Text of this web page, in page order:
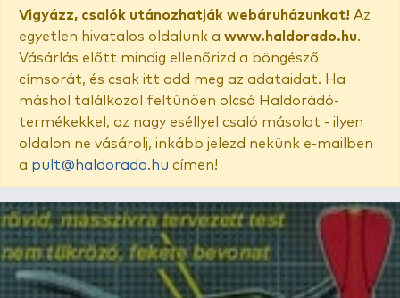
Vigyázz, csalók utánozhatják webáruházunkat! Az
egyetlen hivatalos oldalunk a www.haldorado.hu.
Vásárlás előtt mindig ellenőrizd a böngésző
címsorát, és csak itt add meg az adataidat. Ha
máshol találkozol feltűnően olcsó Haldorádó-
termékekkel, az nagy eséllyel csaló másolat - ilyen
oldalon ne vásárolj, inkább jelezd nekünk e-mailben
a pult@haldorado.hu címen!